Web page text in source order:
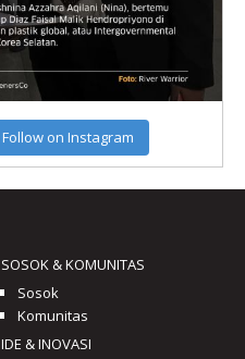
Follow on Instagram
SOSOK & KOMUNITAS
Sosok
Komunitas
IDE & INOVASI